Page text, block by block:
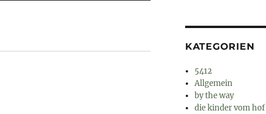
KATEGORIEN
5412
Allgemein
by the way
die kinder vom hof